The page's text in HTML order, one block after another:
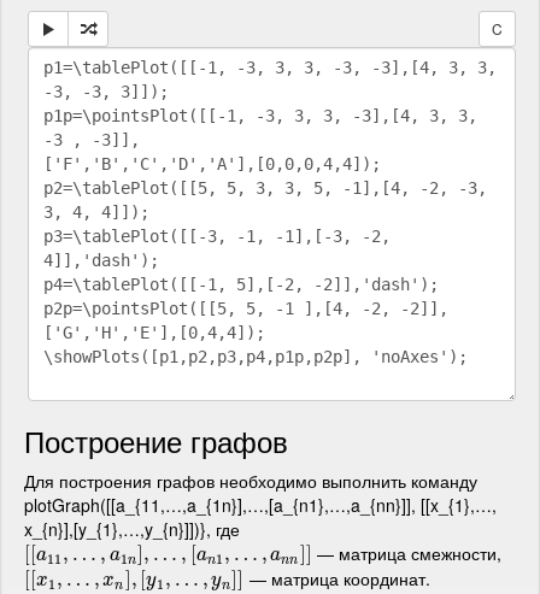
C
Построение графов
Для построения графов необходимо выполнить команду
plotGraph([[a_{11,…,a_{1n}],…,[a_{n1},…,a_{nn}]], [[x_{1},…,
x_{n}],[y_{1},…,y_{n}]])}, где
a11 , … , a1n , … , an1 , … , ann
a11 , …, a 1 n],… , a n1, …,an n ]
— матрица смежности,
x1 , … , xn , [y1 , … , yn
x1, … ,xn],[y1 ,…,y n ]] — матрица координат.